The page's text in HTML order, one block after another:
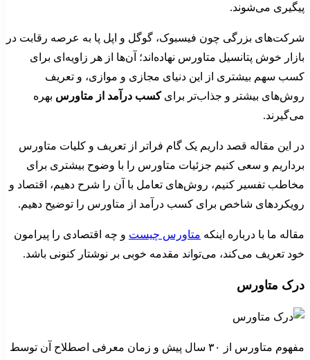
پیگیری می‌شوند.
شرکت‌های بزرگی چون فیسبوک، گوگل و اپل پا به عرصه رقابت در
بازار خوش پتانسیل متاورس نهاده‌اند؛ آن‌ها از هر زاویه‌ای برای
کسب سهم بیشتری از این دنیای مجازی و موازی، و تعریف
روش‌های بیشتر و جذاب‌تر برای کسب درآمد از متاورس بهره
می‌گیرند.
در این مقاله قصد داریم یک گام فراتر از تعریف و کلیات متاورس
برداریم و سعی کنیم جزئیات متاورس را با وضوح بیشتری برای
مخاطب تفسیر کنیم، روش‌های تعامل با آن را شرح دهیم، اقتصاد و
رویکردهای شاخص برای کسب درآمد از متاورس را توضیح دهیم.
مقاله ما با درباره اینکه متاورس چیست و چه اقتصادی را پیرامون
خود تعریف می‌کند، می‌تواند مقدمه خوبی بر نوشتار کنونی باشد.
درک متاورس
مفهوم متاورس از ۳۰ سال پیش و زمان معرفی اصطلاح آن توسط